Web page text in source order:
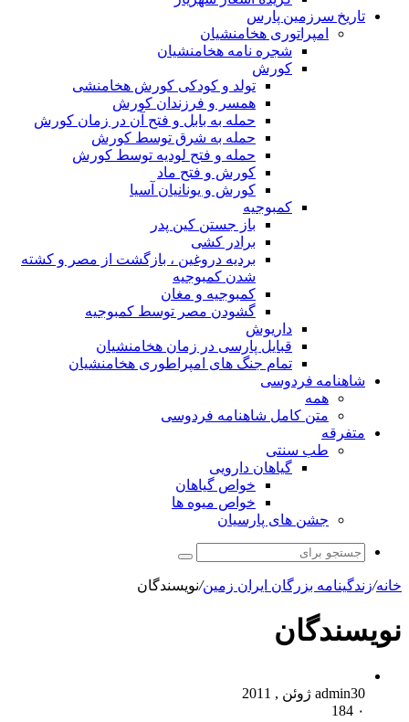
تاریخ سرزمین پارس
امپراتوری هخامنشیان
شجره نامه هخامنشیان
کورش
تولد و کودکی کورش هخامنشی
همسر و فرزندان کورش
حمله به بابل و فتح آن در زمان کورش
حمله به شرق توسط کورش
حمله و فتح لودیه توسط کورش
کورش و فتح ماد
کورش و یونانیان آسیا
کمبوجیه
باز جستن کین پدر
برادر کشی
بردیه دروغین ، بازگشت از مصر و کشته
شدن کمبوجیه
کمبوجیه و مغان
گشودن مصر توسط کمبوجیه
داریوش
قبایل پارسی در زمان هخامنشیان
تمام جنگ های امپراطوری هخامنشیان
شاهنامه فردوسی
همه
متن کامل شاهنامه فردوسی
متفرقه
طب سنتی
گیاهان دارویی
خواص گیاهان
خواص میوه ها
جشن های پارسیان
جستجو
خانه/زندگینامه بزرگان ایران زمین/نویسندگان
نویسندگان
admin30 ژوئن , 2011
۰